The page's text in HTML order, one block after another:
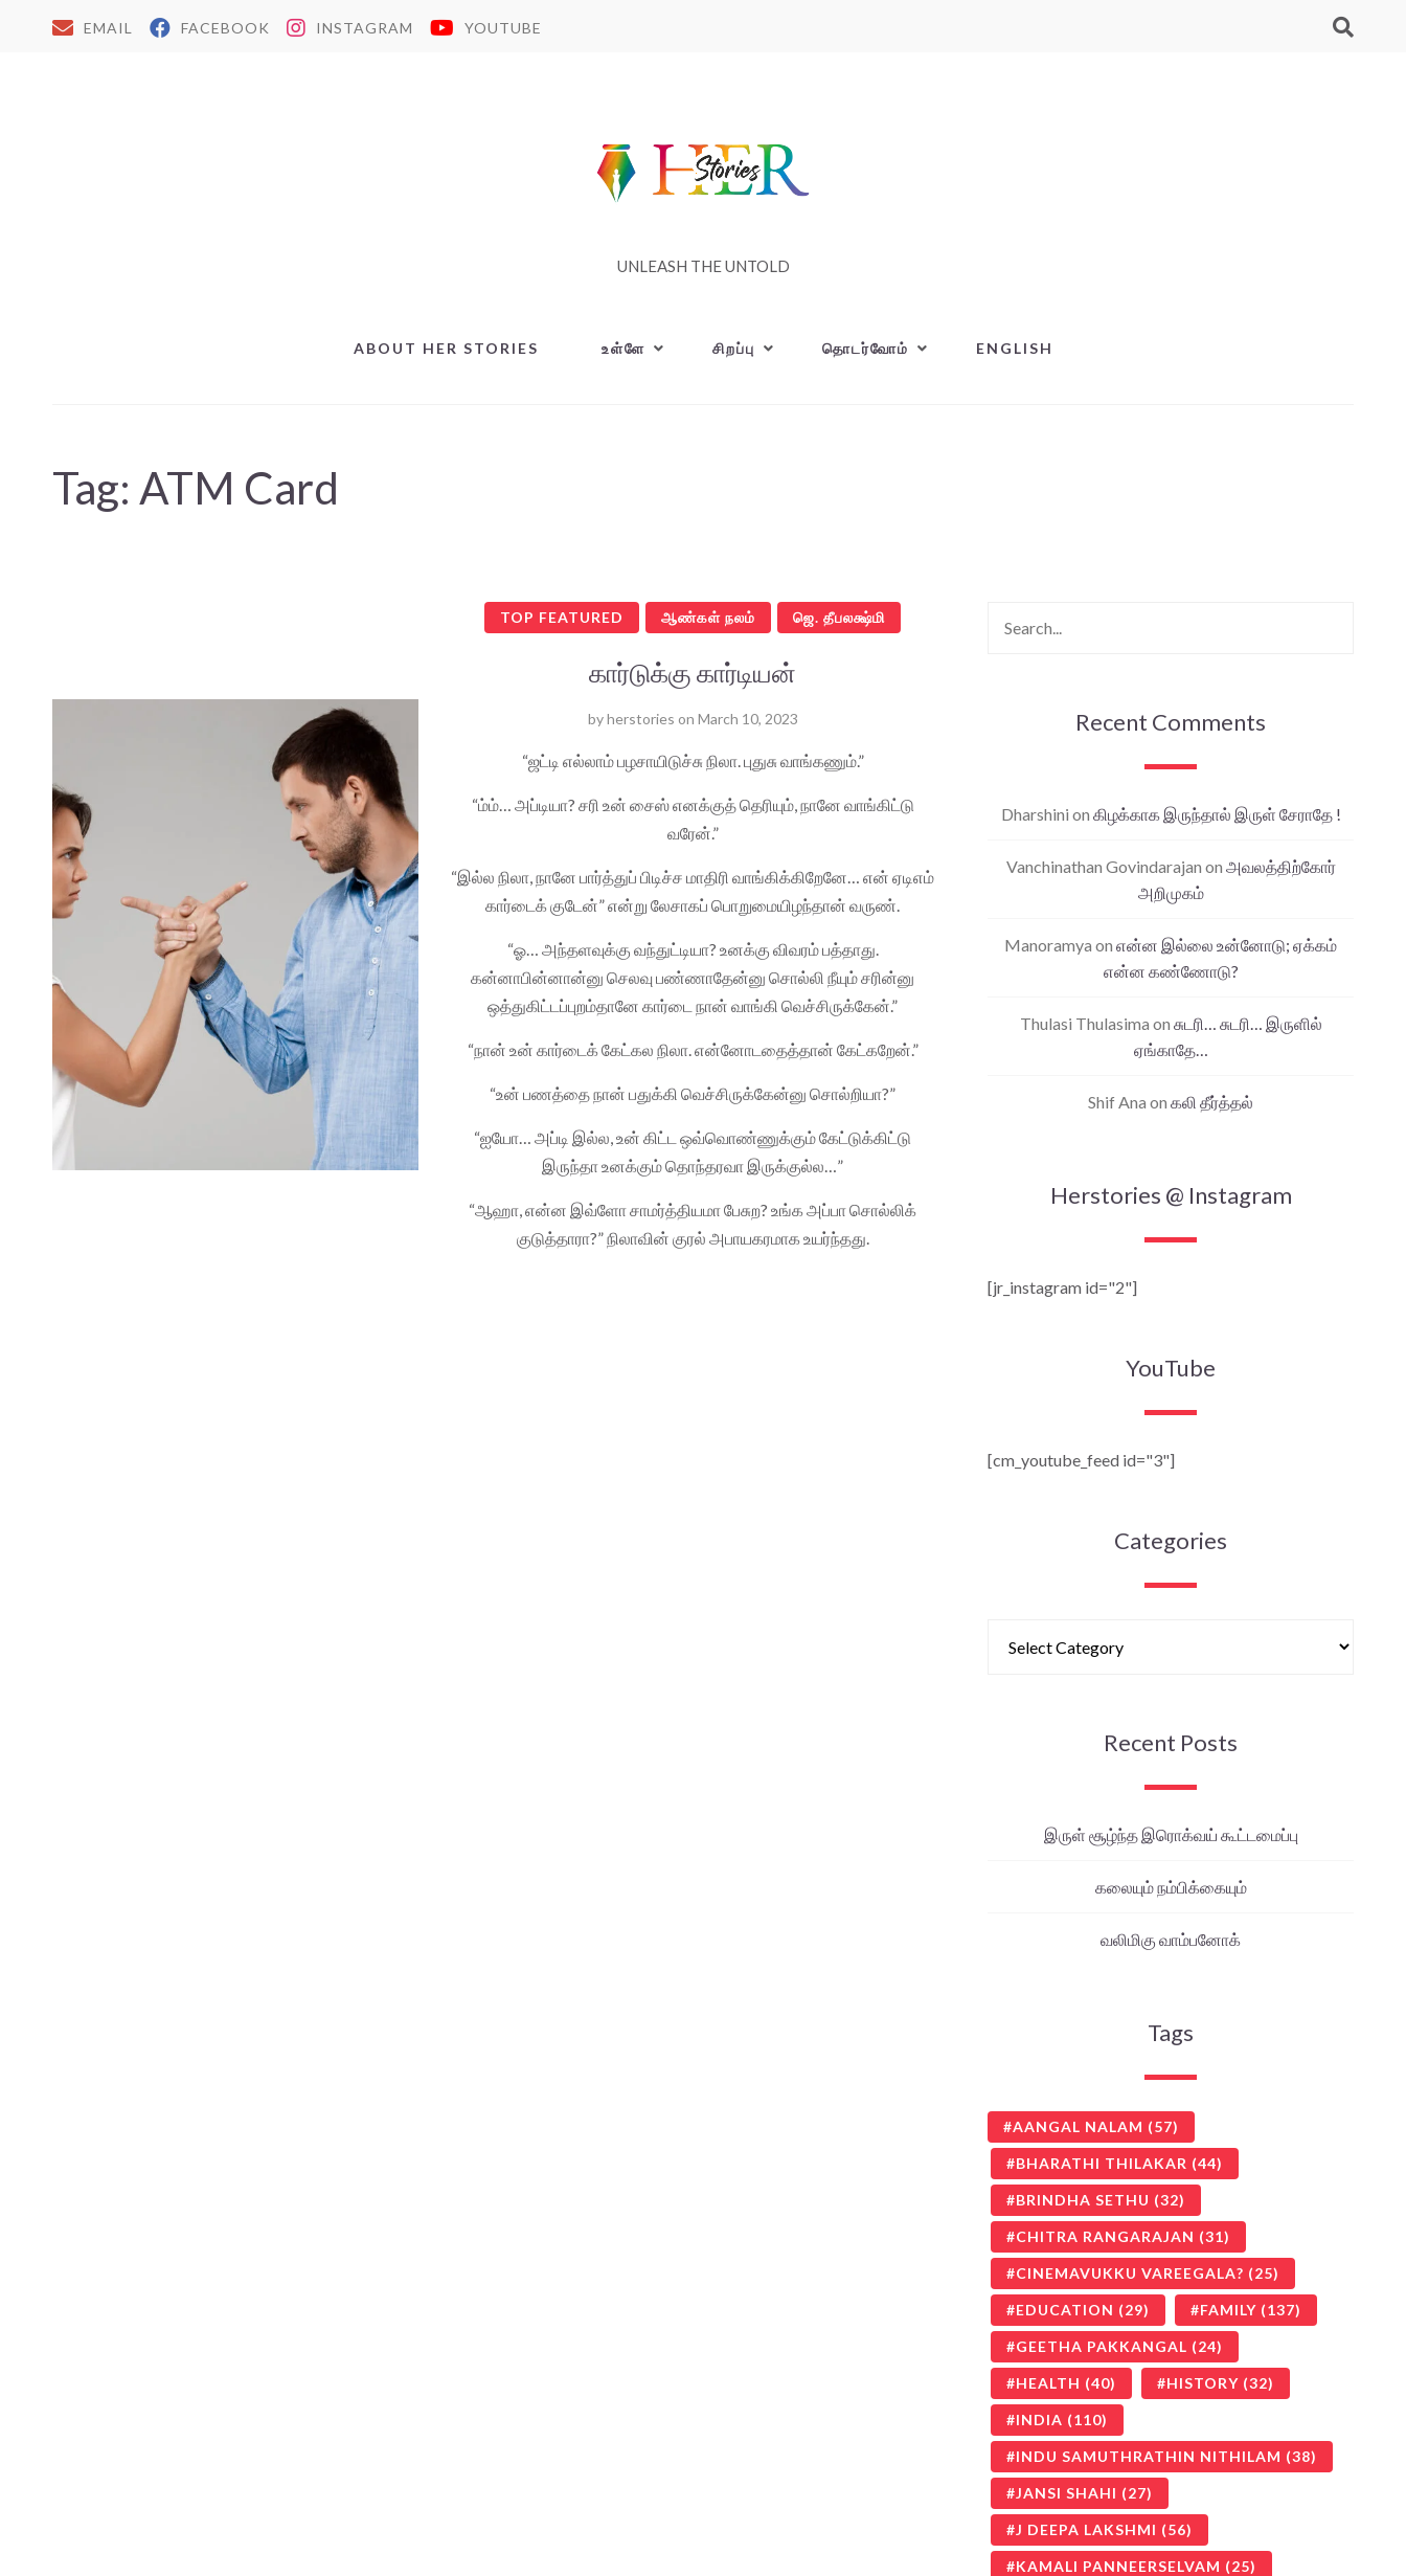
EMAIL FACEBOOK INSTAGRAM YOUTUBE
UNLEASH THE UNTOLD
ABOUT HER STORIES உள்ளே சிறப்பு தொடர்வோம் ENGLISH
Tag: ATM Card
TOP FEATURED ஆண்கள் நலம் ஜெ. தீபலக்ஷ்மி
கார்டுக்கு கார்டியன்
byherstories on March 10, 2023
“ஜட்டி எல்லாம் பழசாயிடுச்சு நிலா. புதுசு வாங்கணும்.”
“ம்ம்… அப்டியா? சரி உன் சைஸ் எனக்குத் தெரியும், நானே வாங்கிட்டு
வரேன்.”
“இல்ல நிலா, நானே பார்த்துப் பிடிச்ச மாதிரி வாங்கிக்கிறேனே… என் ஏடிஎம்
கார்டைக் குடேன்” என்று லேசாகப் பொறுமையிழந்தான் வருண்.
“ஓ… அந்தளவுக்கு வந்துட்டியா? உனக்கு விவரம் பத்தாது.
கன்னாபின்னான்னு செலவு பண்ணாதேன்னு சொல்லி நீயும் சரின்னு
ஒத்துகிட்டப்புறம்தானே கார்டை நான் வாங்கி வெச்சிருக்கேன்.”
“நான் உன் கார்டைக் கேட்கல நிலா. என்னோடதைத்தான் கேட்கறேன்.”
“உன் பணத்தை நான் பதுக்கி வெச்சிருக்கேன்னு சொல்றியா?”
“ஐயோ… அப்டி இல்ல, உன் கிட்ட ஒவ்வொண்ணுக்கும் கேட்டுக்கிட்டு
இருந்தா உனக்கும் தொந்தரவா இருக்குல்ல…”
“ஆஹா, என்ன இவ்ளோ சாமர்த்தியமா பேசுற? உங்க அப்பா சொல்லிக்
குடுத்தாரா?” நிலாவின் குரல் அபாயகரமாக உயர்ந்தது.
Recent Comments
Dharshini on கிழக்காக இருந்தால் இருள் சேராதே !
Vanchinathan Govindarajan on அவலத்திற்கோர்
அறிமுகம்
Manoramya on என்ன இல்லை உன்னோடு; ஏக்கம்
என்ன கண்ணோடு?
Thulasi Thulasima on சுடரி… சுடரி… இருளில்
ஏங்காதே…
Shif Ana on கலி தீர்த்தல்
Herstories @ Instagram
[jr_instagram id="2"]
YouTube
[cm_youtube_feed id="3"]
Categories
Recent Posts
இருள் சூழ்ந்த இரொக்வய் கூட்டமைப்பு
கலையும் நம்பிக்கையும்
வலிமிகு வாம்பனோக்
Tags
AANGAL NALAM (57)
BHARATHI THILAKAR (44)
BRINDHA SETHU (32)
CHITRA RANGARAJAN (31)
CINEMAVUKKU VAREEGALA? (25)
EDUCATION (29) FAMILY (137)
GEETHA PAKKANGAL (24)
HEALTH (40) HISTORY (32)
INDIA (110)
INDU SAMUTHRATHIN NITHILAM (38)
JANSI SHAHI (27)
J DEEPA LAKSHMI (56)
KAMALI PANNEERSELVAM (25)